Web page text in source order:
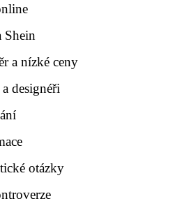
Shein
a nízké ceny
designéři
otázky